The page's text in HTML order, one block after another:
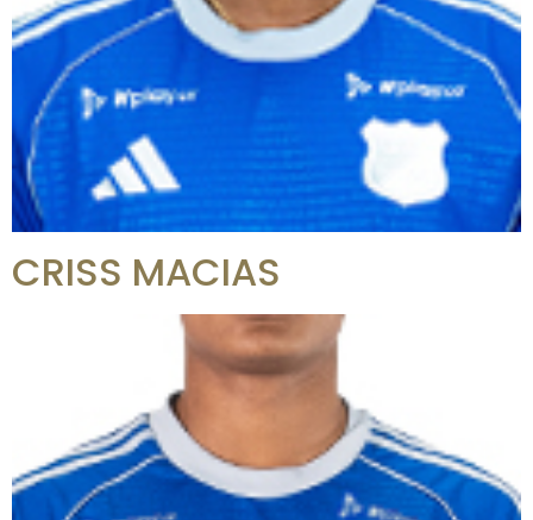
CRISS MACIAS